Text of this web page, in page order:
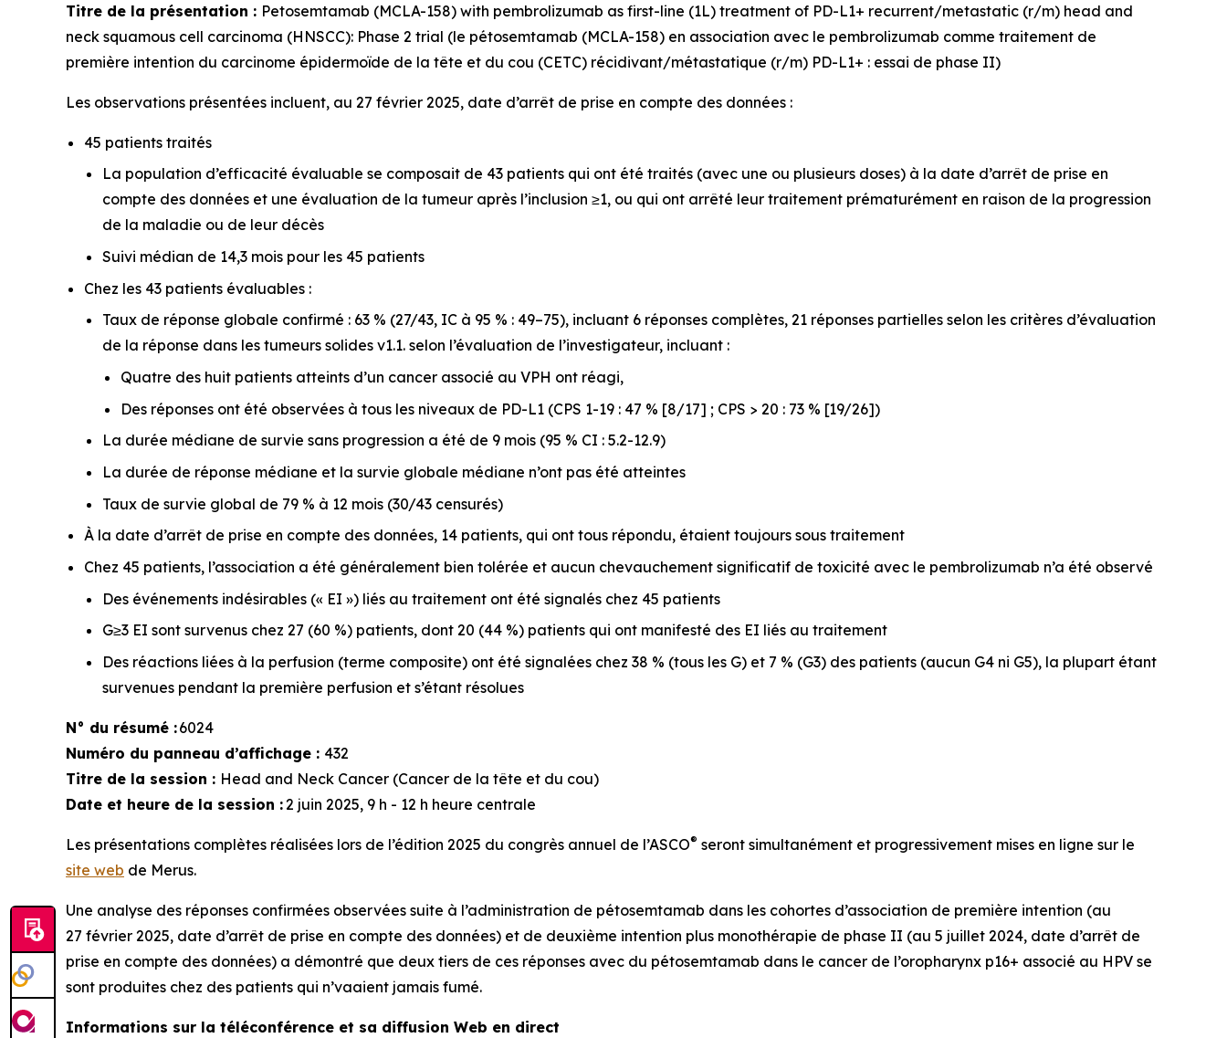
Titre de la présentation : Petosemtamab (MCLA-158) with pembrolizumab as first-line (1L) treatment of PD-L1+ recurrent/metastatic (r/m) head and
neck squamous cell carcinoma (HNSCC): Phase 2 trial (le pétosemtamab (MCLA-158) en association avec le pembrolizumab comme traitement de
première intention du carcinome épidermoïde de la tête et du cou (CETC) récidivant/métastatique (r/m) PD-L1+ : essai de phase II)
Les observations présentées incluent, au 27 février 2025, date d’arrêt de prise en compte des données :
45 patients traités
La population d’efficacité évaluable se composait de 43 patients qui ont été traités (avec une ou plusieurs doses) à la date d’arrêt de prise en
compte des données et une évaluation de la tumeur après l’inclusion ≥1, ou qui ont arrêté leur traitement prématurément en raison de la progression
de la maladie ou de leur décès
Suivi médian de 14,3 mois pour les 45 patients
Chez les 43 patients évaluables :
Taux de réponse globale confirmé : 63 % (27/43, IC à 95 % : 49–75), incluant 6 réponses complètes, 21 réponses partielles selon les critères d’évaluation
de la réponse dans les tumeurs solides v1.1. selon l’évaluation de l’investigateur, incluant :
Quatre des huit patients atteints d’un cancer associé au VPH ont réagi,
Des réponses ont été observées à tous les niveaux de PD-L1 (CPS 1-19 : 47 % [8/17] ; CPS > 20 : 73 % [19/26])
La durée médiane de survie sans progression a été de 9 mois (95 % CI : 5.2-12.9)
La durée de réponse médiane et la survie globale médiane n’ont pas été atteintes
Taux de survie global de 79 % à 12 mois (30/43 censurés)
À la date d’arrêt de prise en compte des données, 14 patients, qui ont tous répondu, étaient toujours sous traitement
Chez 45 patients, l’association a été généralement bien tolérée et aucun chevauchement significatif de toxicité avec le pembrolizumab n’a été observé
Des événements indésirables (« EI ») liés au traitement ont été signalés chez 45 patients
G≥3 EI sont survenus chez 27 (60 %) patients, dont 20 (44 %) patients qui ont manifesté des EI liés au traitement
Des réactions liées à la perfusion (terme composite) ont été signalées chez 38 % (tous les G) et 7 % (G3) des patients (aucun G4 ni G5), la plupart étant
survenues pendant la première perfusion et s’étant résolues
N° du résumé :6024
Numéro du panneau d’affichage : 432
Titre de la session : Head and Neck Cancer (Cancer de la tête et du cou)
Date et heure de la session :2 juin 2025, 9 h - 12 h heure centrale
Les présentations complètes réalisées lors de l’édition 2025 du congrès annuel de l’ASCO® seront simultanément et progressivement mises en ligne sur le
site web de Merus.
Une analyse des réponses confirmées observées suite à l’administration de pétosemtamab dans les cohortes d’association de première intention (au
27 février 2025, date d’arrêt de prise en compte des données) et de deuxième intention plus monothérapie de phase II (au 5 juillet 2024, date d’arrêt de
prise en compte des données) a démontré que deux tiers de ces réponses avec du pétosemtamab dans le cancer de l’oropharynx p16+ associé au HPV se
sont produites chez des patients qui n’vaaient jamais fumé.
Informations sur la téléconférence et sa diffusion Web en direct